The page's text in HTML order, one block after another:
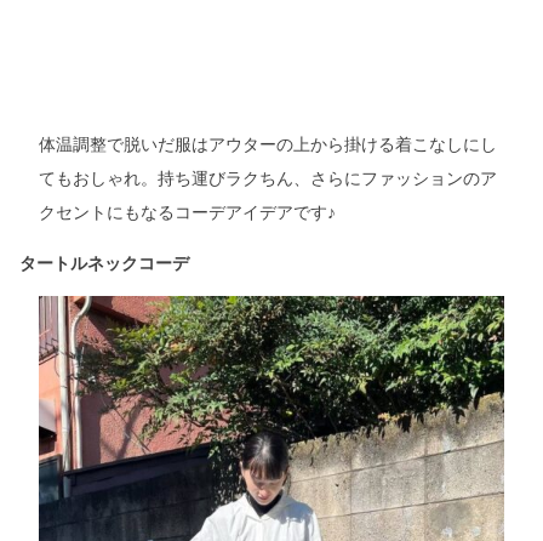
体温調整で脱いだ服はアウターの上から掛ける着こなしにし
てもおしゃれ。持ち運びラクちん、さらにファッションのア
クセントにもなるコーデアイデアです♪
タートルネックコーデ